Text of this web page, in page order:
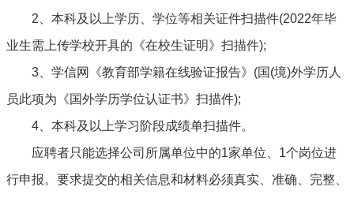
2、本科及以上学历、学位等相关证件扫描件(2022年毕
业生需上传学校开具的《在校生证明》扫描件);
3、学信网《教育部学籍在线验证报告》(国(境)外学历人
员此项为《国外学历学位认证书》扫描件);
4、本科及以上学习阶段成绩单扫描件。
应聘者只能选择公司所属单位中的1家单位、1个岗位进
行申报。要求提交的相关信息和材料必须真实、准确、完整、